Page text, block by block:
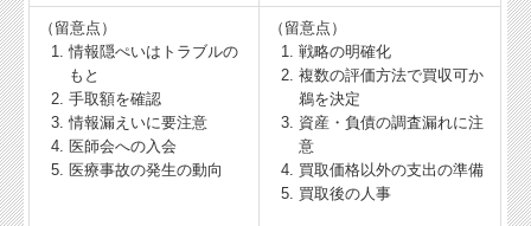
（留意点）
情報隠ぺいはトラブルの
もと
手取額を確認
情報漏えいに要注意
医師会への入会
医療事故の発生の動向
（留意点）
戦略の明確化
複数の評価方法で買収可か
鵜を決定
資産・負債の調査漏れに注
意
買取価格以外の支出の準備
買取後の人事